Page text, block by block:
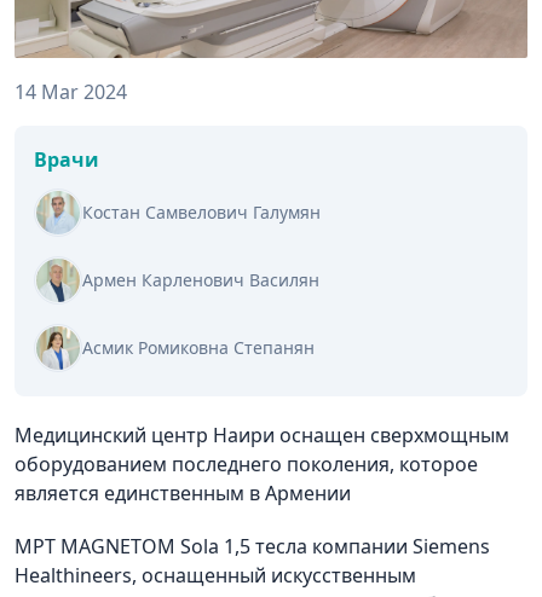
14 Mar 2024
Врачи
Костан Самвелович Галумян
Армен Карленович Василян
Асмик Ромиковна Степанян
Медицинский центр Наири оснащен сверхмощным
оборудованием последнего поколения, которое
является единственным в Армении
МРТ MAGNETOM Sola 1,5 тесла компании Siemens
Healthineers, оснащенный искусственным